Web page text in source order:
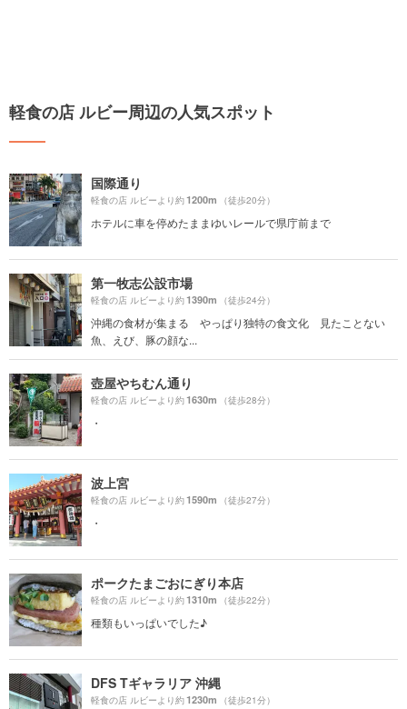
軽食の店 ルビー周辺の人気スポット
国際通り
軽食の店 ルビーより約1200m （徒歩20分）
ホテルに車を停めたままゆいレールで県庁前まで
第一牧志公設市場
軽食の店 ルビーより約1390m （徒歩24分）
沖縄の食材が集まる やっぱり独特の食文化 見たことない
魚、えび、豚の顔な...
壺屋やちむん通り
軽食の店 ルビーより約1630m （徒歩28分）
・
波上宮
軽食の店 ルビーより約1590m （徒歩27分）
・
ポークたまごおにぎり本店
軽食の店 ルビーより約1310m （徒歩22分）
種類もいっぱいでした♪
DFS Tギャラリア 沖縄
軽食の店 ルビーより約1230m （徒歩21分）